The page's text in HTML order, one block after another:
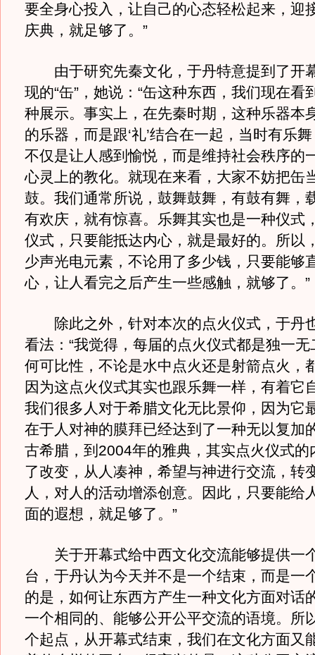
要全身心投入，让自己的心态轻松起来，迎
庆典，就足够了。”
由于研究先秦文化，于丹特意提到了开
现的“缶”，她说：“缶这种东西，我们现在看
种展示。事实上，在先秦时期，这种乐器本
的乐器，而是跟‘礼’结合在一起，当时有乐
不仅是让人感到愉悦，而是维持社会秩序的
心灵上的教化。就现在来看，大家不妨把缶
鼓。我们通常所说，鼓舞鼓舞，有鼓有舞，
有欢庆，就有惊喜。乐舞其实也是一种仪式
仪式，只要能抵达内心，就是最好的。所以
少声光电元素，不论用了多少钱，只要能够
心，让人看完之后产生一些感触，就够了。”
除此之外，针对本次的点火仪式，于丹
看法：“我觉得，每届的点火仪式都是独一
何可比性，不论是水中点火还是射箭点火，
因为这点火仪式其实也跟乐舞一样，有着它
我们很多人对于希腊文化无比景仰，因为它
在于人对神的膜拜已经达到了一种无以复加
古希腊，到2004年的雅典，其实点火仪式的
了改变，从人凑神，希望与神进行交流，转
人，对人的活动增添创意。因此，只要能给
面的遐想，就足够了。”
关于开幕式给中西文化交流能够提供一
台，于丹认为今天并不是一个结束，而是一
的是，如何让东西方产生一种文化方面对话
一个相同的、能够公开公平交流的语境。所
个起点，从开幕式结束，我们在文化方面又